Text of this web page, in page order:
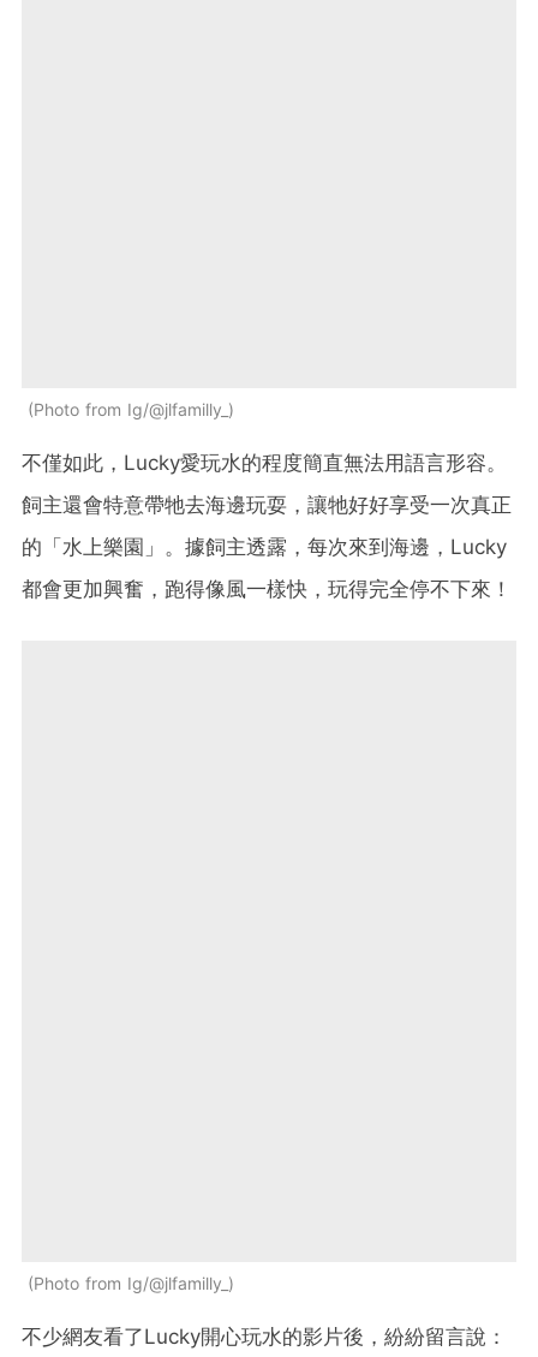
Photo from Ig/@jlfamilly_
不僅如此，Lucky愛玩水的程度簡直無法用語言形容。
飼主還會特意帶牠去海邊玩耍，讓牠好好享受一次真正
的「水上樂園」。據飼主透露，每次來到海邊，Lucky
都會更加興奮，跑得像風一樣快，玩得完全停不下來！
Photo from Ig/@jlfamilly_
不少網友看了Lucky開心玩水的影片後，紛紛留言說：